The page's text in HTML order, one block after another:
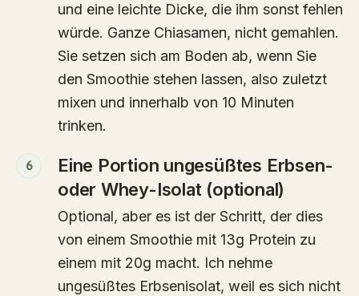
und eine leichte Dicke, die ihm sonst fehlen
würde. Ganze Chiasamen, nicht gemahlen.
Sie setzen sich am Boden ab, wenn Sie
den Smoothie stehen lassen, also zuletzt
mixen und innerhalb von 10 Minuten
trinken.
6
Eine Portion ungesüßtes Erbsen-
oder Whey-Isolat (optional)
Optional, aber es ist der Schritt, der dies
von einem Smoothie mit 13g Protein zu
einem mit 20g macht. Ich nehme
ungesüßtes Erbsenisolat, weil es sich nicht